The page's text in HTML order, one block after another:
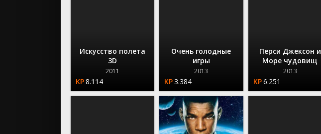
Искусство полета
3D
2011
8.114
Очень голодные
игры
2013
3.384
Перси Джексон и
Море чудовищ
2013
6.251